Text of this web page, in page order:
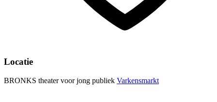
Locatie
BRONKS theater voor jong publiek Varkensmarkt